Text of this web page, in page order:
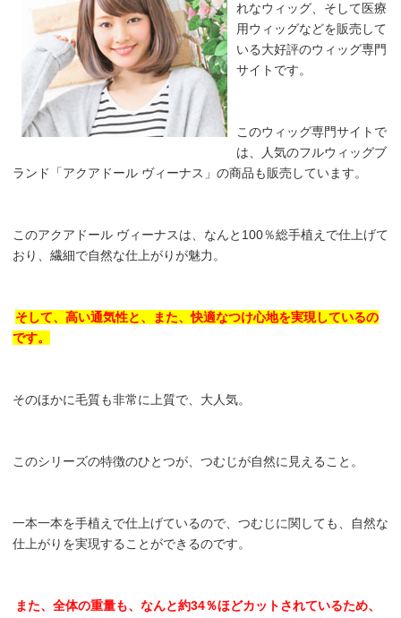
れなウィッグ、そして医療
用ウィッグなどを販売して
いる大好評のウィッグ専門
サイトです。
このウィッグ専門サイトで
は、人気のフルウィッグブ
ランド「アクアドール ヴィーナス」の商品も販売しています。
このアクアドール ヴィーナスは、なんと100％総手植えで仕上げて
おり、繊細で自然な仕上がりが魅力。
そして、高い通気性と、また、快適なつけ心地を実現しているの
です。
そのほかに毛質も非常に上質で、大人気。
このシリーズの特徴のひとつが、つむじが自然に見えること。
一本一本を手植えで仕上げているので、つむじに関しても、自然な
仕上がりを実現することができるのです。
また、全体の重量も、なんと約34％ほどカットされているため、